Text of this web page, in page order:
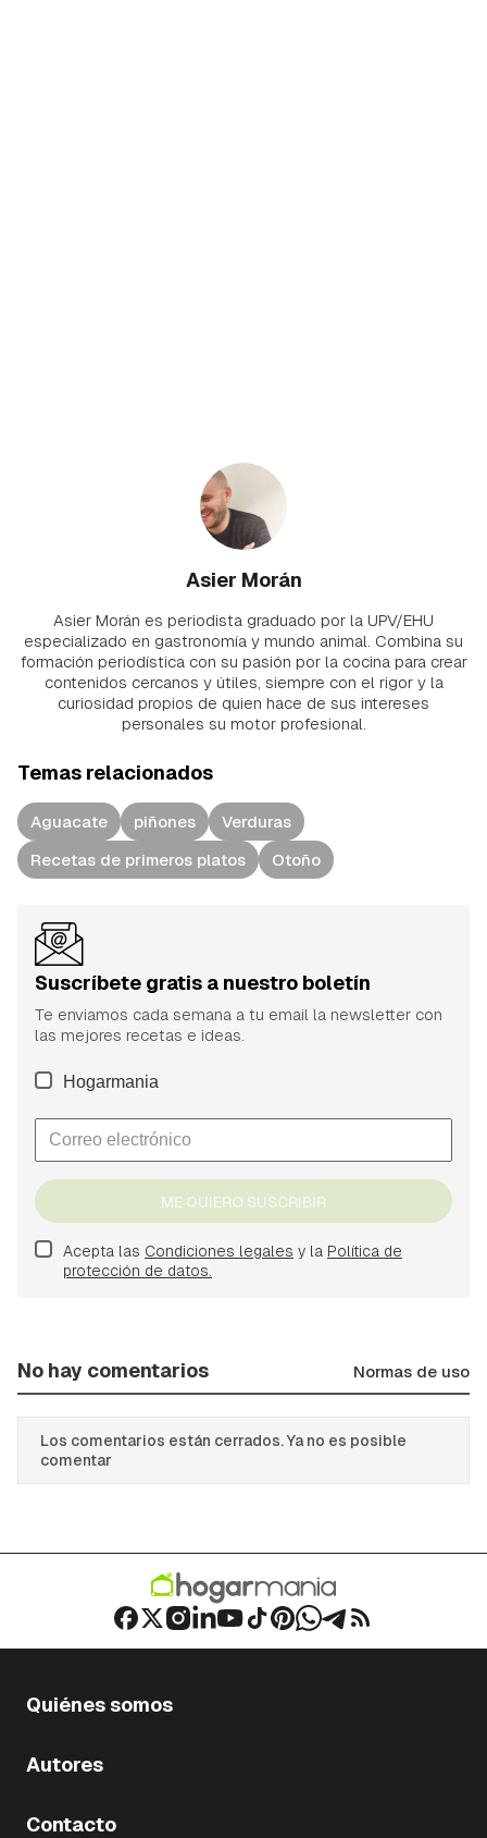
Asier Morán
Asier Morán es periodista graduado por la UPV/EHU
especializado en gastronomía y mundo animal. Combina su
formación periodística con su pasión por la cocina para crear
contenidos cercanos y útiles, siempre con el rigor y la
curiosidad propios de quien hace de sus intereses
personales su motor profesional.
Temas relacionados
Aguacate piñones
Verduras
Recetas de primeros platos
Otoño
Suscríbete gratis a nuestro boletín
Te enviamos cada semana a tu email la newsletter con
las mejores recetas e ideas.
Hogarmania
ME QUIERO SUSCRIBIR
Acepta las Condiciones legales y la Política de
protección de datos.
No hay comentarios Normas de uso
Los comentarios están cerrados. Ya no es posible
comentar
Quiénes somos
Autores
Contacto